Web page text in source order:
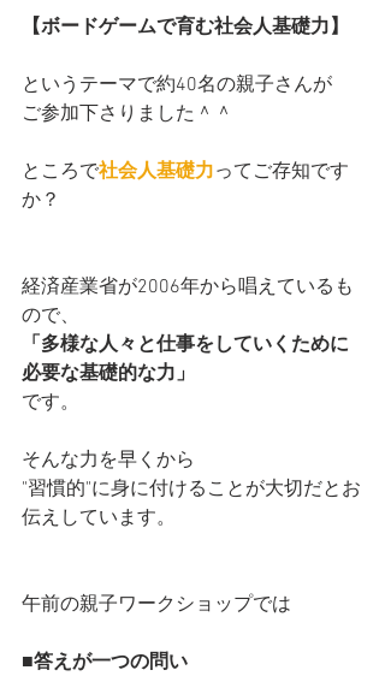
【ボードゲームで育む社会人基礎力】
というテーマで約40名の親子さんが
ご参加下さりました＾＾
ところで社会人基礎力ってご存知です
か？
経済産業省が2006年から唱えているも
ので、
「多様な人々と仕事をしていくために
必要な基礎的な力」
です。
そんな力を早くから
"習慣的"に身に付けることが大切だとお
伝えしています。
午前の親子ワークショップでは
■答えが一つの問い